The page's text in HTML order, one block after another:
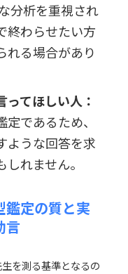
分析を重視され
終わらせたい方
れる場合があり
てほしい人：
であるため、
ような回答を求
れません。
鑑定の質と実
言
を測る基準となるの